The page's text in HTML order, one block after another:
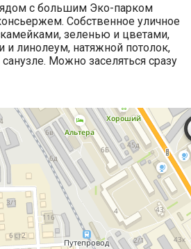
с большим Эко-парком
Собственное уличное
зеленью и цветами,
и линолеум, натяжной потолок,
Можно заселяться сразу